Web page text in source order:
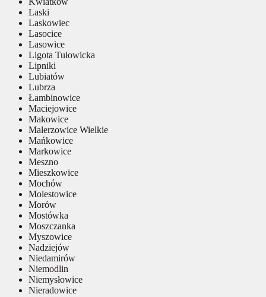
Laski
Laskowiec
Lasocice
Lasowice
Ligota Tułowicka
Lipniki
Lubiatów
Lubrza
Łambinowice
Maciejowice
Makowice
Malerzowice Wielkie
Mańkowice
Markowice
Meszno
Mieszkowice
Mochów
Molestowice
Morów
Mostówka
Moszczanka
Myszowice
Nadziejów
Niedamirów
Niemodlin
Niemysłowice
Nieradowice